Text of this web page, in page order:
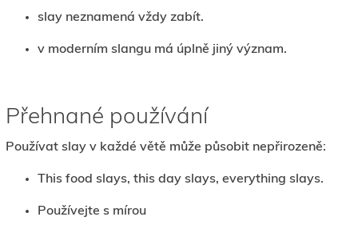
slay neznamená vždy zabít.
v moderním slangu má úplně jiný význam.
Přehnané používání
Používat slay v každé větě může působit nepřirozeně:
This food slays, this day slays, everything slays.
Používejte s mírou